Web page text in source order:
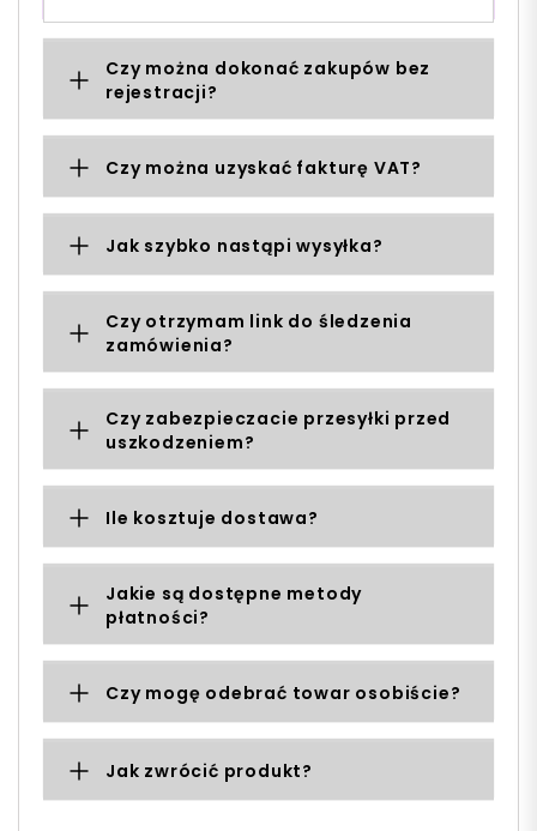
Czy można dokonać zakupów bez
rejestracji?
Czy można uzyskać fakturę VAT?
Jak szybko nastąpi wysyłka?
Czy otrzymam link do śledzenia
zamówienia?
Czy zabezpieczacie przesyłki przed
uszkodzeniem?
Ile kosztuje dostawa?
Jakie są dostępne metody
płatności?
Czy mogę odebrać towar osobiście?
Jak zwrócić produkt?